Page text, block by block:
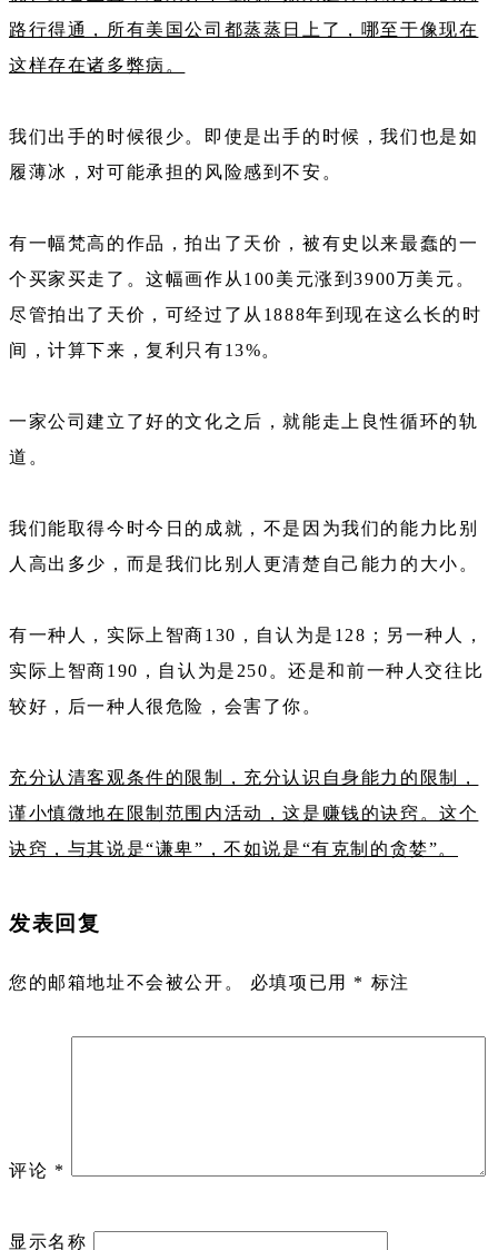
路行得通，所有美国公司都蒸蒸日上了，哪至于像现在
这样存在诸多弊病。
我们出手的时候很少。即使是出手的时候，我们也是如
履薄冰，对可能承担的风险感到不安。
有一幅梵高的作品，拍出了天价，被有史以来最蠢的一
个买家买走了。这幅画作从100美元涨到3900万美元。
尽管拍出了天价，可经过了从1888年到现在这么长的时
间，计算下来，复利只有13%。
一家公司建立了好的文化之后，就能走上良性循环的轨
道。
我们能取得今时今日的成就，不是因为我们的能力比别
人高出多少，而是我们比别人更清楚自己能力的大小。
有一种人，实际上智商130，自认为是128；另一种人，
实际上智商190，自认为是250。还是和前一种人交往比
较好，后一种人很危险，会害了你。
充分认清客观条件的限制，充分认识自身能力的限制，
谨小慎微地在限制范围内活动，这是赚钱的诀窍。这个
诀窍，与其说是“谦卑”，不如说是“有克制的贪婪”。
发表回复
您的邮箱地址不会被公开。 必填项已用 * 标注
评论 *
显示名称